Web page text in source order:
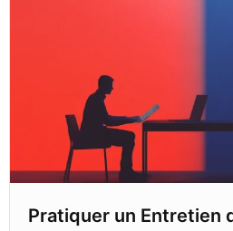
Pratiquer un Entretien